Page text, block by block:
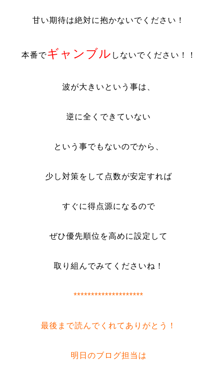
甘い期待は絶対に抱かないでください！
本番でギャンブル しないでください！！
波が大きいという事は、
逆に全くできていない
という事でもないのでから、
少し対策をして点数が安定すれば
すぐに得点源になるので
ぜひ優先順位を高めに設定して
取り組んでみてくださいね！
********************
最後まで読んでくれてありがとう！
明日のブログ担当は